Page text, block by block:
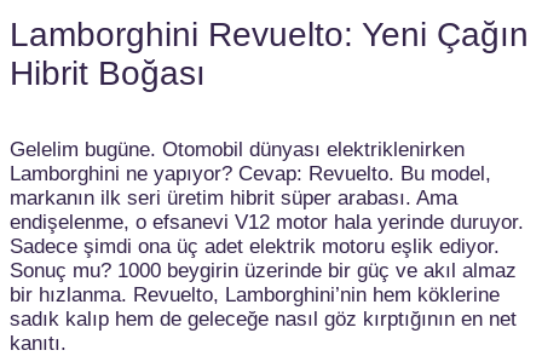
Lamborghini Revuelto: Yeni Çağın
Hibrit Boğası
Gelelim bugüne. Otomobil dünyası elektriklenirken
Lamborghini ne yapıyor? Cevap: Revuelto. Bu model,
markanın ilk seri üretim hibrit süper arabası. Ama
endişelenme, o efsanevi V12 motor hala yerinde duruyor.
Sadece şimdi ona üç adet elektrik motoru eşlik ediyor.
Sonuç mu? 1000 beygirin üzerinde bir güç ve akıl almaz
bir hızlanma. Revuelto, Lamborghini’nin hem köklerine
sadık kalıp hem de geleceğe nasıl göz kırptığının en net
kanıtı.